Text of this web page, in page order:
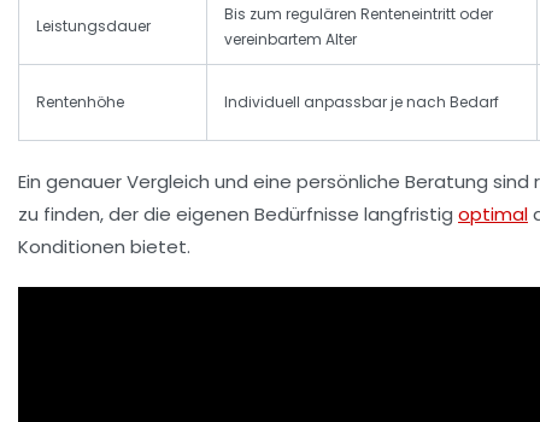
Leistungsdauer
Bis zum regulären Renteneintritt oder
vereinbartem Alter
Rentenhöhe Individuell anpassbar je nach Bedarf
Ein genauer Vergleich und eine persönliche Beratung
zu finden, der die eigenen Bedürfnisse langfristig optimal
Konditionen bietet.